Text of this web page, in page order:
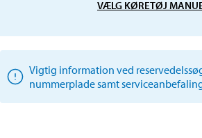
VÆLG KØRETØJ
Vigtig information ved
nummerplade samt